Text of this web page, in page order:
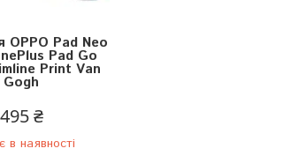
OPPO Pad Neo
Pad Go
Print Van
Gogh
495 ₴
в наявності